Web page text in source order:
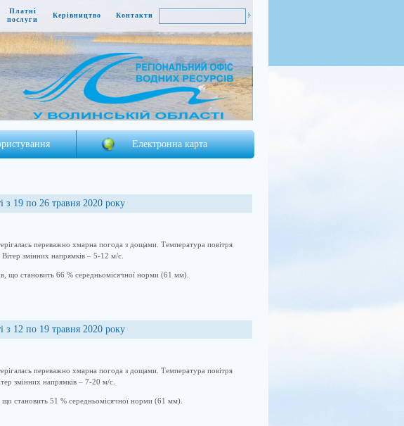
Платні
послуги
Керівництво Контакти
Електронна карта
з 19 по 26 травня 2020 року
переважно хмарна погода з дощами. Температура повітря
змінних напрямків – 5-12 м/с.
що становить 66 % середньомісячної норми (61 мм).
з 12 по 19 травня 2020 року
переважно хмарна погода з дощами. Температура повітря
змінних напрямків – 7-20 м/с.
становить 51 % середньомісячної норми (61 мм).